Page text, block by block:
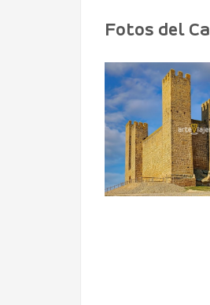
Fotos del